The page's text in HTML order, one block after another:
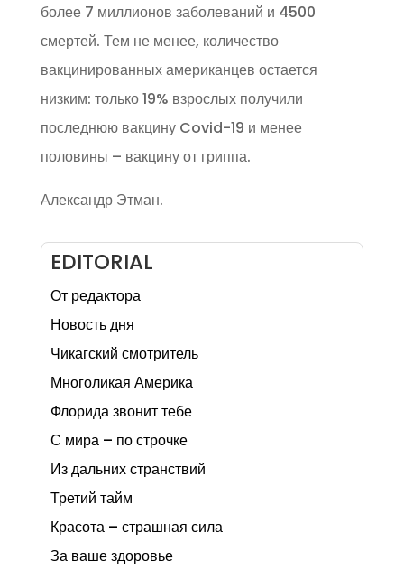
более 7 миллионов заболеваний и 4500
смертей. Тем не менее, количество
вакцинированных американцев остается
низким: только 19% взрослых получили
последнюю вакцину Covid-19 и менее
половины – вакцину от гриппа.
Александр Этман.
EDITORIAL
От редактора
Новость дня
Чикагский смотритель
Многоликая Америка
Флорида звонит тебе
С мира – по строчке
Из дальних странствий
Третий тайм
Красота – страшная сила
За ваше здоровье